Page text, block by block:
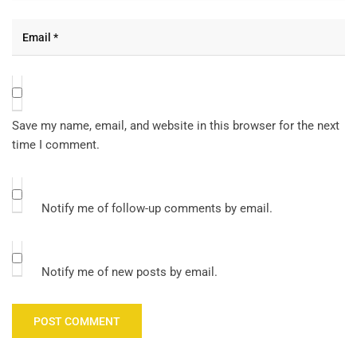
Save my name, email, and website in this browser for the next
time I comment.
Notify me of follow-up comments by email.
Notify me of new posts by email.